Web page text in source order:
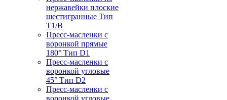
нержавейки плоские
шестигранные Тип
T1/B
Пресс-масленки с
воронкой прямые
180° Тип D1
Пресс-масленки с
воронкой угловые
45° Тип D2
Пресс-масленки с
воронкой угловые